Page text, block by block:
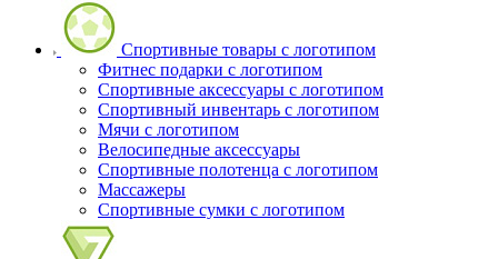
Спортивные товары с логотипом
Фитнес подарки с логотипом
Спортивные аксессуары с логотипом
Спортивный инвентарь с логотипом
Мячи с логотипом
Велосипедные аксессуары
Спортивные полотенца с логотипом
Массажеры
Спортивные сумки с логотипом